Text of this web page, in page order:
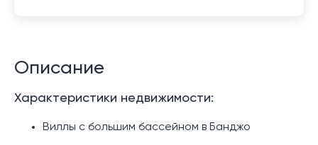
Описание
Характеристики недвижимости:
Виллы с большим бассейном в Банджо